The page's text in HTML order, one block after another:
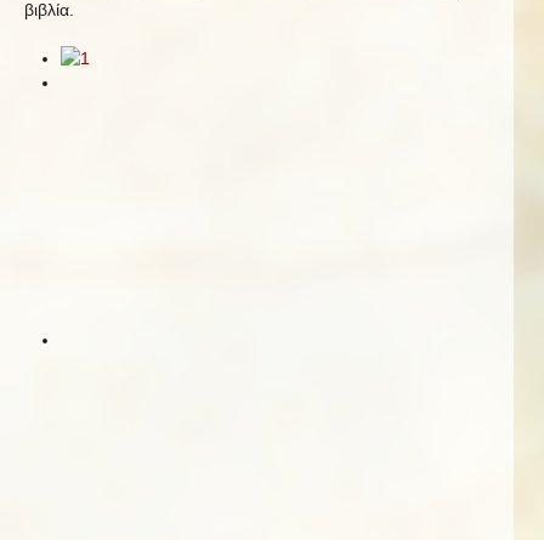
βιβλία.